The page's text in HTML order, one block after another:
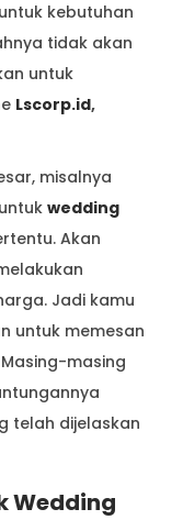
kebutuhan
tidak akan
untuk
Lscorp.id,
misalnya
wedding
Akan
Jadi kamu
untuk memesan
masing
telah dijelaskan
Wedding